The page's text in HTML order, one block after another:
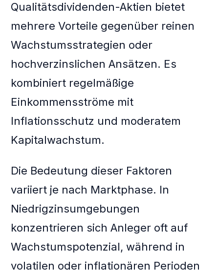
Qualitätsdividenden-Aktien bietet
mehrere Vorteile gegenüber reinen
Wachstumsstrategien oder
hochverzinslichen Ansätzen. Es
kombiniert regelmäßige
Einkommensströme mit
Inflationsschutz und moderatem
Kapitalwachstum.
Die Bedeutung dieser Faktoren
variiert je nach Marktphase. In
Niedrigzinsumgebungen
konzentrieren sich Anleger oft auf
Wachstumspotenzial, während in
volatilen oder inflationären Perioden